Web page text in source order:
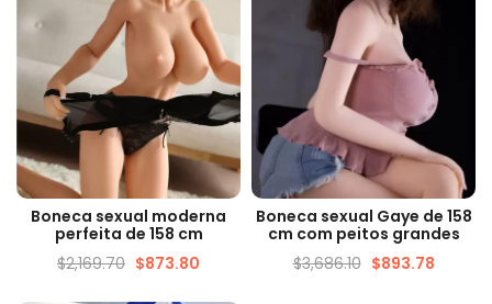
VISUALIZAÇÃO RÁPIDA
Boneca sexual moderna
perfeita de 158 cm
$2,169.70 $873.80
VISUALIZAÇÃO RÁPIDA
Boneca sexual Gaye de 158
cm com peitos grandes
$3,686.10 $893.78